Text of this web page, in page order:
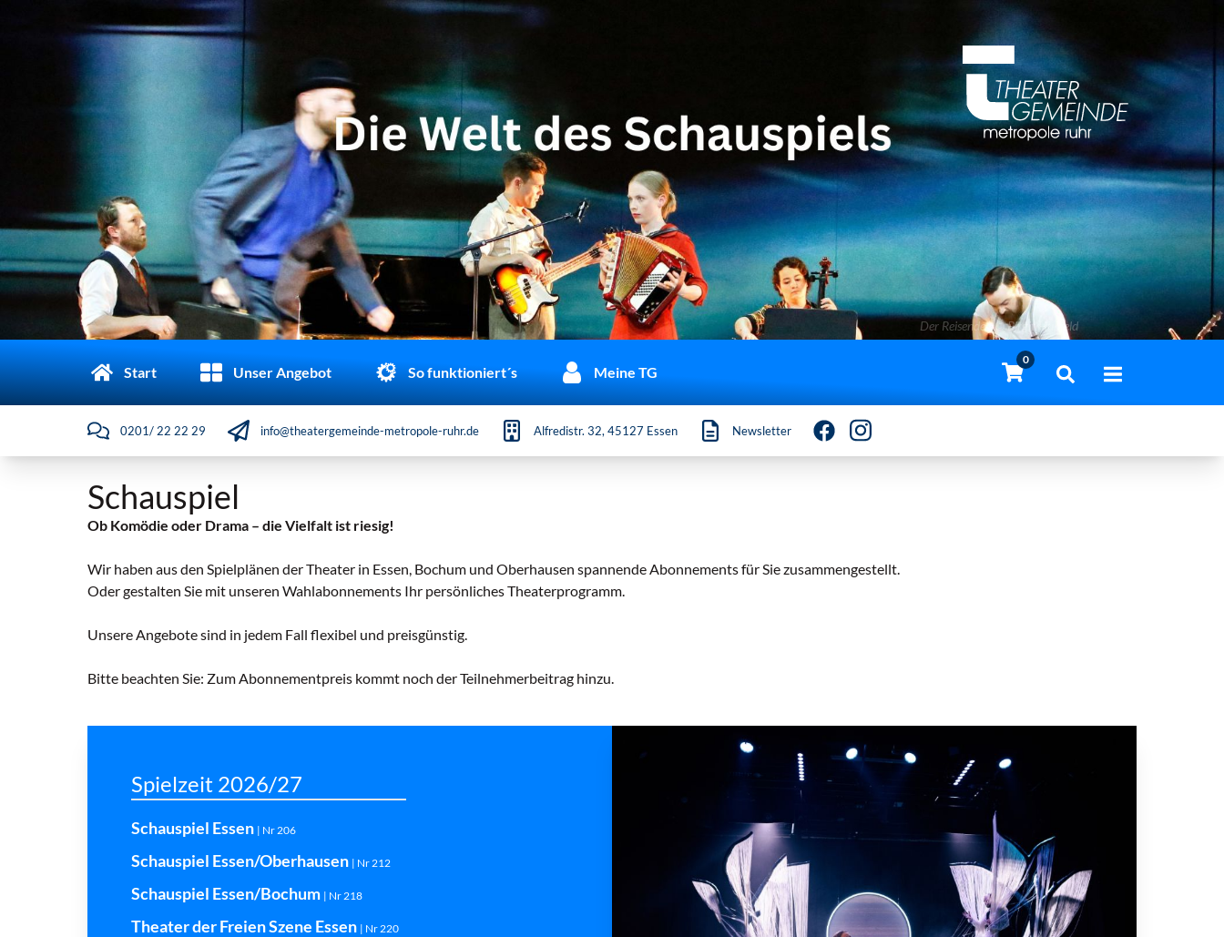
Der Reisende | © Birgit Hupfeld
Start Unser Angebot So funktioniert´s Meine TG
0
0201/ 22 22 29 info@theatergemeinde-metropole-ruhr.de Alfredistr. 32, 45127 Essen Newsletter
Schauspiel
Ob Komödie oder Drama – die Vielfalt ist riesig!
Wir haben aus den Spielplänen der Theater in Essen, Bochum und Oberhausen spannende Abonnements für Sie zusammengestellt.
Oder gestalten Sie mit unseren Wahlabonnements Ihr persönliches Theaterprogramm.
Unsere Angebote sind in jedem Fall flexibel und preisgünstig.
Bitte beachten Sie: Zum Abonnementpreis kommt noch der Teilnehmerbeitrag hinzu.
Spielzeit 2026/27
Schauspiel Essen | Nr 206
Schauspiel Essen/Oberhausen | Nr 212
Schauspiel Essen/Bochum | Nr 218
Theater der Freien Szene Essen | Nr 220